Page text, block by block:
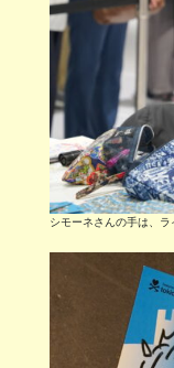
シモーネさんの手は、ラ